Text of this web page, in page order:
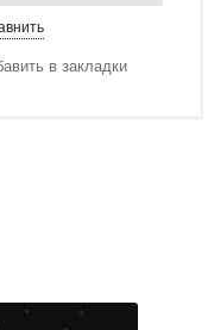
в закладки